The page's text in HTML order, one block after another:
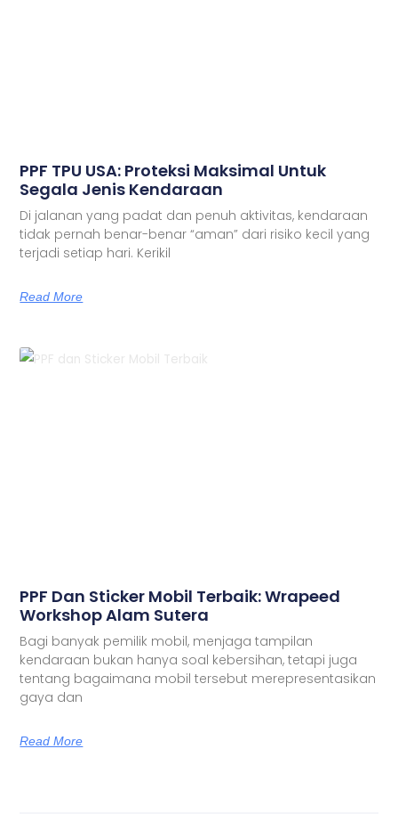
PPF TPU USA: Proteksi Maksimal Untuk
Segala Jenis Kendaraan
Di jalanan yang padat dan penuh aktivitas, kendaraan
tidak pernah benar-benar “aman” dari risiko kecil yang
terjadi setiap hari. Kerikil
Read More
PPF Dan Sticker Mobil Terbaik: Wrapeed
Workshop Alam Sutera
Bagi banyak pemilik mobil, menjaga tampilan
kendaraan bukan hanya soal kebersihan, tetapi juga
tentang bagaimana mobil tersebut merepresentasikan
gaya dan
Read More